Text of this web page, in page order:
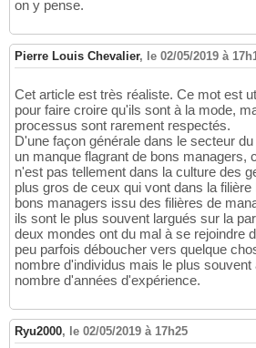
on y pense.
Pierre Louis Chevalier, le 02/05/2019 à
Cet article est très réaliste. Ce mot est
pour faire croire qu'ils sont à la mode,
processus sont rarement respectés.
D'une façon générale dans le secteur
un manque flagrant de bons managers,
n'est pas tellement dans la culture des
plus gros de ceux qui vont dans la filière
bons managers issu des filières de
ils sont le plus souvent largués sur la
deux mondes ont du mal à se rejoindre
peu parfois déboucher vers quelque
nombre d'individus mais le plus
nombre d'années d'expérience.
Ryu2000, le 02/05/2019 à 17h25